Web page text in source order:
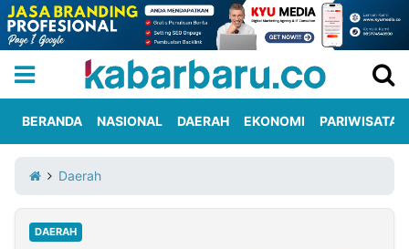
Iklan
Berita
Kami
BERANDA NASIONAL DAERAH EKONOMI PARIWISATA
Daerah
DAERAH